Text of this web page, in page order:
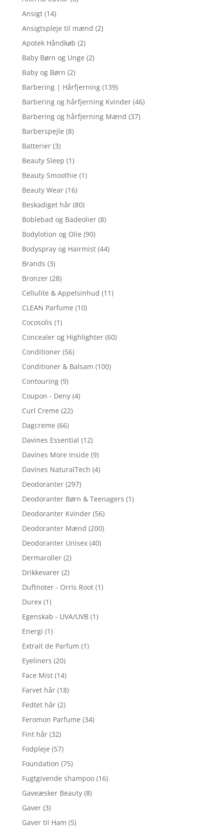
Ansigt (14)
Ansigtspleje til mænd (2)
Apotek Håndkøb (2)
Baby Børn og Unge (2)
Baby og Børn (2)
Barbering | Hårfjerning (139)
Barbering og hårfjerning Kvinder (46)
Barbering og hårfjerning Mænd (37)
Barberspejle (8)
Batterier (3)
Beauty Sleep (1)
Beauty Smoothie (1)
Beauty Wear (16)
Beskadiget hår (80)
Boblebad og Badeolier (8)
Bodylotion og Olie (90)
Bodyspray og Hairmist (44)
Brands (3)
Bronzer (28)
Cellulite & Appelsinhud (11)
CLEAN Parfume (10)
Cocosolis (1)
Concealer og Highlighter (60)
Conditioner (56)
Conditioner & Balsam (100)
Contouring (9)
Coupon - Deny (4)
Curl Creme (22)
Dagcreme (66)
Davines Essential (12)
Davines More Inside (9)
Davines NaturalTech (4)
Deodoranter (297)
Deodoranter Børn & Teenagers (1)
Deodoranter Kvinder (56)
Deodoranter Mænd (200)
Deodoranter Unisex (40)
Dermaroller (2)
Drikkevarer (2)
Duftnoter - Orris Root (1)
Durex (1)
Egenskab - UVA/UVB (1)
Energi (1)
Extrait de Parfum (1)
Eyeliners (20)
Face Mist (14)
Farvet hår (18)
Fedtet hår (2)
Feromon Parfume (34)
Fint hår (32)
Fodpleje (57)
Foundation (75)
Fugtgivende shampoo (16)
Gaveæsker Beauty (8)
Gaver (3)
Gaver til Ham (5)